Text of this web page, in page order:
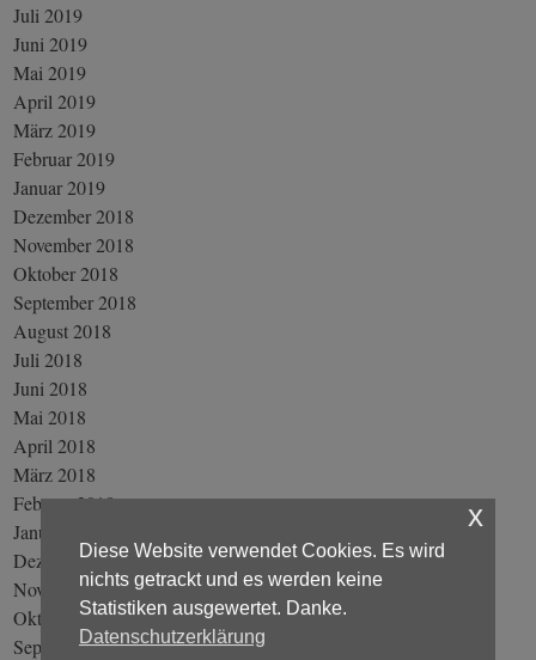
Juli 2019
Juni 2019
Mai 2019
April 2019
März 2019
Februar 2019
Januar 2019
Dezember 2018
November 2018
Oktober 2018
September 2018
August 2018
Juli 2018
Juni 2018
Mai 2018
April 2018
März 2018
Februar 2018
Januar 2018
Dezember 2017
November 2017
Oktober 2017
September 2017
Diese Website verwendet Cookies. Es wird
nichts getrackt und es werden keine
Statistiken ausgewertet. Danke.
Datenschutzerklärung
x